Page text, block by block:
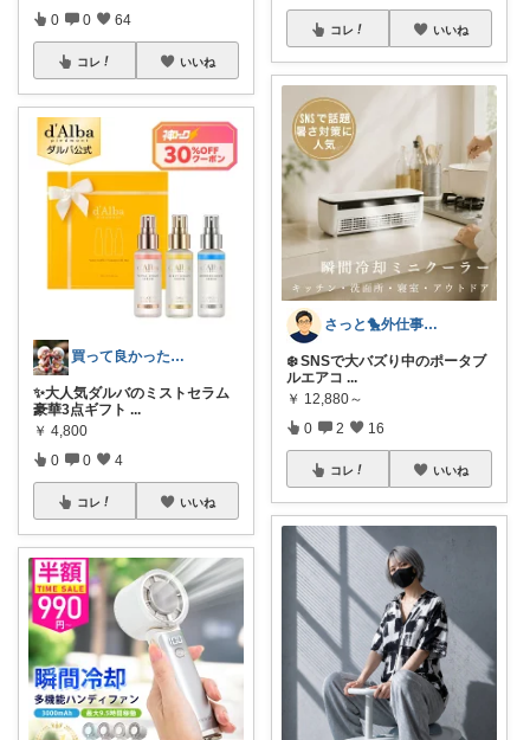
0 0 64
コレ いいね
買って良かった❣️NOM.
✨大人気ダルバのミストセラム
豪華3点ギフト ...
￥ 4,800
0 0 4
コレ いいね
コレ いいね
さっと🐤外仕事のプロが教える便利グッズ
❄️ SNSで大バズり中のポータブ
ルエアコ ...
￥ 12,880～
0 2 16
コレ いいね